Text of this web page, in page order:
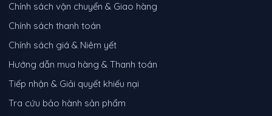
Chính sách vận chuyển & Giao hàng
Chính sách thanh toán
Chính sách giá & Niêm yết
Hướng dẫn mua hàng & Thanh toán
Tiếp nhận & Giải quyết khiếu nại
Tra cứu bảo hành sản phẩm